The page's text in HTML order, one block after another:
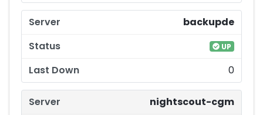
backupde
UP
0
nightscout-cgm